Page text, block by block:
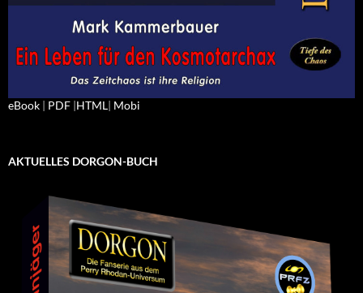
eBook | PDF |HTML| Mobi
AKTUELLES DORGON-BUCH